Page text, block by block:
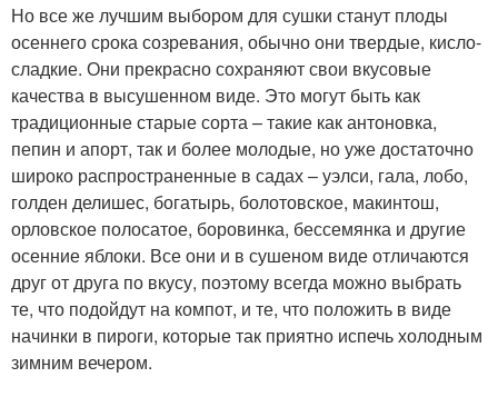
Но все же лучшим выбором для сушки станут плоды
осеннего срока созревания, обычно они твердые, кисло-
сладкие. Они прекрасно сохраняют свои вкусовые
качества в высушенном виде. Это могут быть как
традиционные старые сорта – такие как антоновка,
пепин и апорт, так и более молодые, но уже достаточно
широко распространенные в садах – уэлси, гала, лобо,
голден делишес, богатырь, болотовское, макинтош,
орловское полосатое, боровинка, бессемянка и другие
осенние яблоки. Все они и в сушеном виде отличаются
друг от друга по вкусу, поэтому всегда можно выбрать
те, что подойдут на компот, и те, что положить в виде
начинки в пироги, которые так приятно испечь холодным
зимним вечером.